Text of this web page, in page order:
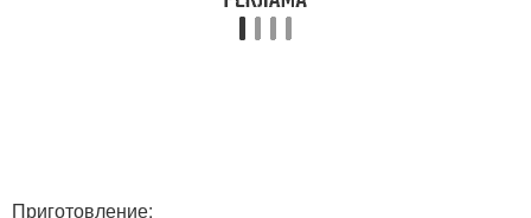
Приготовление: